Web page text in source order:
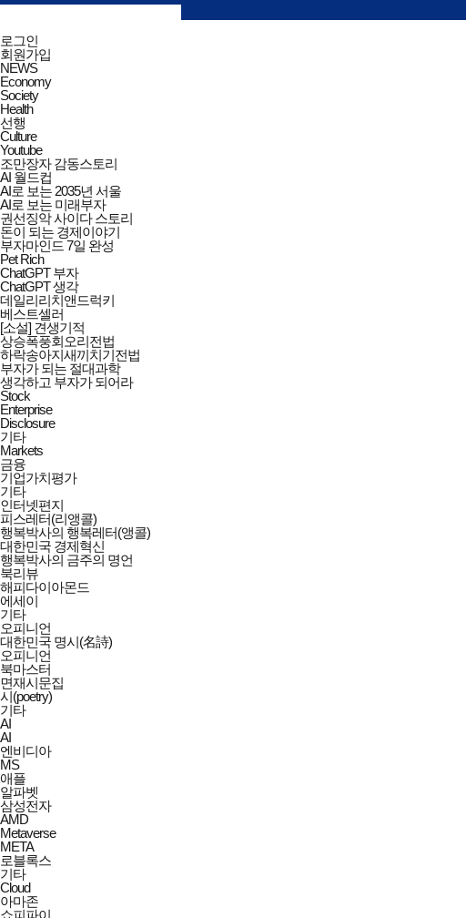
검색창
닫기
검색
전체메뉴
닫기
로그인
회원가입
NEWS
Economy
Society
Health
선행
Culture
Youtube
조만장자 감동스토리
AI 월드컵
AI로 보는 2035년 서울
AI로 보는 미래부자
권선징악 사이다 스토리
돈이 되는 경제이야기
부자마인드 7일 완성
Pet Rich
ChatGPT 부자
ChatGPT 생각
데일리리치앤드럭키
베스트셀러
[소설] 견생기적
상승폭풍회오리전법
하락송아지새끼치기전법
부자가 되는 절대과학
생각하고 부자가 되어라
Stock
Enterprise
Disclosure
기타
Markets
금융
기업가치평가
기타
인터넷편지
피스레터(리앵콜)
행복박사의 행복레터(앵콜)
대한민국 경제혁신
행복박사의 금주의 명언
북리뷰
해피다이아몬드
에세이
기타
오피니언
대한민국 명시(名詩)
오피니언
북마스터
면재시문집
시(poetry)
기타
AI
AI
엔비디아
MS
애플
알파벳
삼성전자
AMD
Metaverse
META
로블록스
기타
Cloud
아마존
쇼피파이